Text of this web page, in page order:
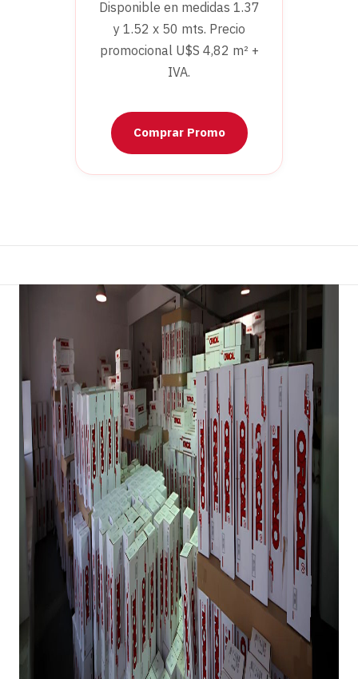
Disponible en medidas 1.37
y 1.52 x 50 mts. Precio
promocional U$S 4,82 m² +
IVA.
Comprar Promo